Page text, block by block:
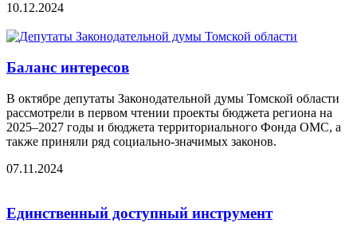
10.12.2024
Баланс интересов
В октябре депутаты Законодательной думы Томской области
рассмотрели в первом чтении проекты бюджета региона на
2025–2027 годы и бюджета территориального Фонда ОМС, а
также приняли ряд социально-значимых законов.
07.11.2024
Единственный доступный инструмент